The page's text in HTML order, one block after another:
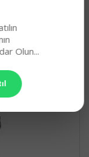
Olun...